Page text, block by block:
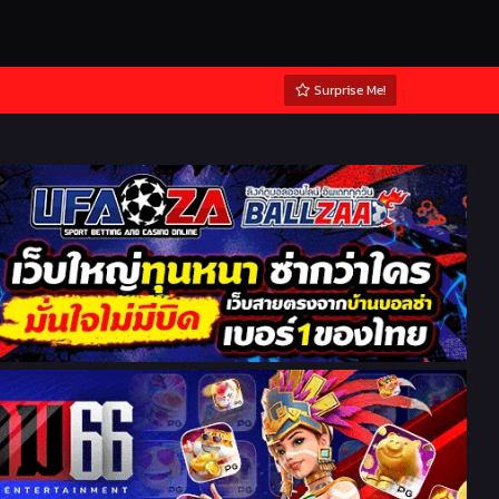
Surprise Me!